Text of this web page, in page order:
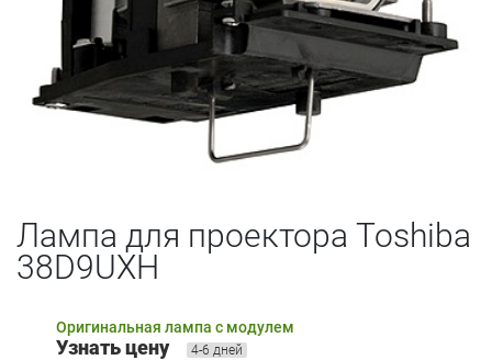
Лампа для проектора Toshiba
38D9UXH
Оригинальная лампа с модулем
Узнать цену 4-6 дней